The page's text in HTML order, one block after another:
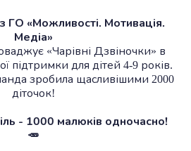
ГО «Можливості. Мотивація.
Медіа»
«Чарівні Дзвіночки» в
підтримки для дітей 4-9 років.
зробила щасливішими 2000
діточок!
- 1000 малюків одночасно!
🥕